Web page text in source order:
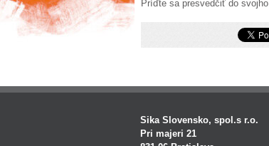
Príďte sa presvedčiť do svojho
Sika Slovensko, spol.s r.o.
Pri majeri 21